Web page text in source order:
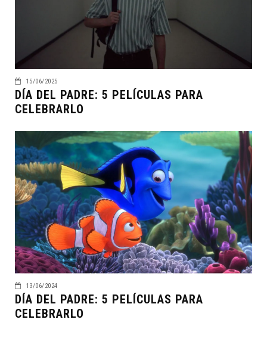
15/06/2025
DÍA DEL PADRE: 5 PELÍCULAS PARA
CELEBRARLO
13/06/2024
DÍA DEL PADRE: 5 PELÍCULAS PARA
CELEBRARLO